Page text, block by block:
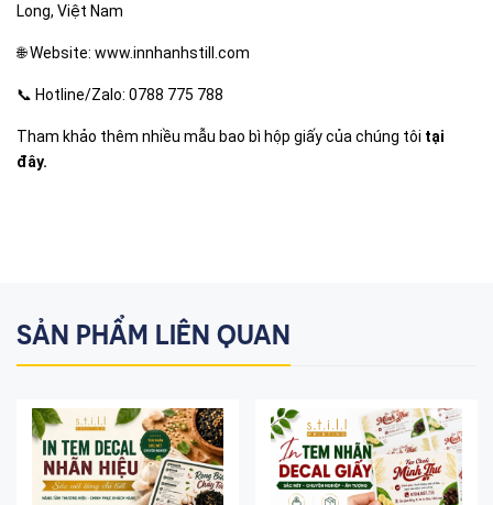
Long, Việt Nam
🌐 Website: www.innhanhstill.com
📞 Hotline/Zalo: 0788 775 788
Tham khảo thêm nhiều mẫu bao bì hộp giấy của chúng tôi tại
đây.
SẢN PHẨM LIÊN QUAN